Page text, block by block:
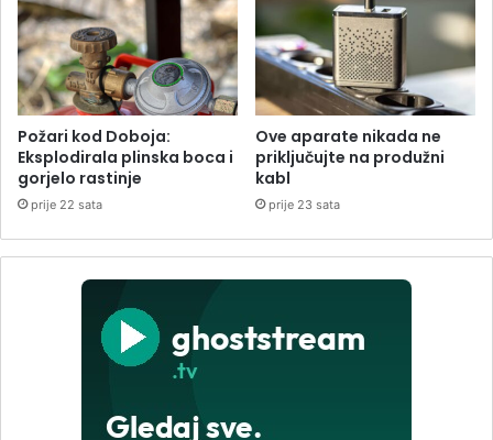
Požari kod Doboja:
Eksplodirala plinska boca i
gorjelo rastinje
prije 22 sata
Ove aparate nikada ne
priključujte na produžni
kabl
prije 23 sata